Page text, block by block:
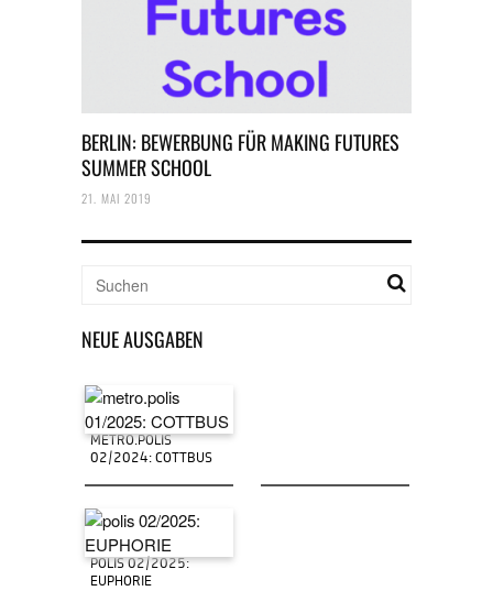
BERLIN: BEWERBUNG FÜR MAKING FUTURES
SUMMER SCHOOL
21. MAI 2019
NEUE AUSGABEN
METRO.POLIS
02/2024: COTTBUS
POLIS 02/2025:
EUPHORIE